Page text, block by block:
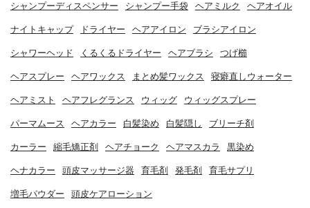
シャンプーディスペンサー シャンプー手袋 ヘアミルク ヘアオイル
ナイトキャップ ドライヤー ヘアアイロン ブラシアイロン
シャワーヘッド くるくるドライヤー ヘアブラシ つげ櫛
ヘアスプレー ヘアワックス まとめ髪ワックス 寝癖直しウォーター
ヘアミスト ヘアフレグランス ウィッグ ウィッグスプレー
パーマムース ヘアカラー 白髪染め 白髪隠し ブリーチ剤
カーラー 縮毛矯正剤 ヘアチョーク ヘアマスカラ 黒染め
ヘナカラー 頭皮マッサージ器 育毛剤 発毛剤 育毛サプリ
増毛パウダー 頭皮ケアローション